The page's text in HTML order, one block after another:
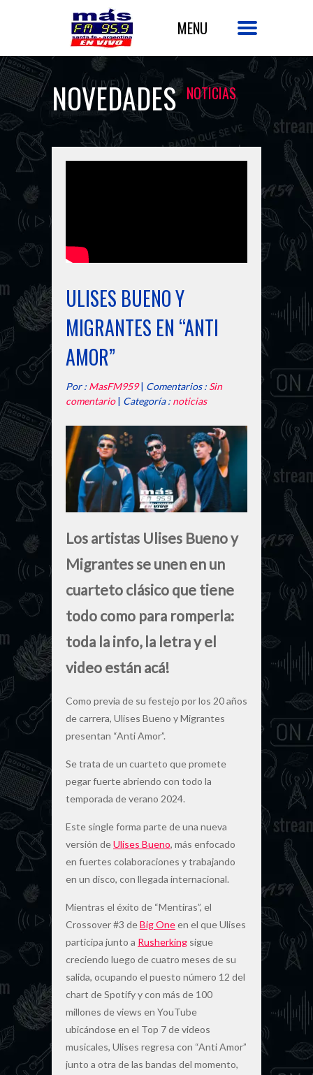
NOVEDADES NOTICIAS
ULISES BUENO Y
MIGRANTES EN “ANTI
AMOR”
Por : MasFM959| Comentarios : Sin
comentario| Categoría : noticias
Los artistas Ulises Bueno y
Migrantes se unen en un
cuarteto clásico que tiene
todo como para romperla:
toda la info, la letra y el
video están acá!
Como previa de su festejo por los 20 años
de carrera, Ulises Bueno y Migrantes
presentan “Anti Amor”.
Se trata de un cuarteto que promete
pegar fuerte abriendo con todo la
temporada de verano 2024.
Este single forma parte de una nueva
versión deUlises Bueno, más enfocado
en fuertes colaboraciones y trabajando
en un disco, con llegada internacional.
Mientras el éxito de “Mentiras”, el
Crossover #3 deBig Oneen el que Ulises
participa junto a Rusherking sigue
creciendo luego de cuatro meses de su
salida, ocupando el puesto número 12 del
chart de Spotify y con más de 100
millones de views en YouTube
ubicándose en el Top 7 de videos
musicales, Ulises regresa con “Anti Amor”
junto a otra de las bandas del momento,